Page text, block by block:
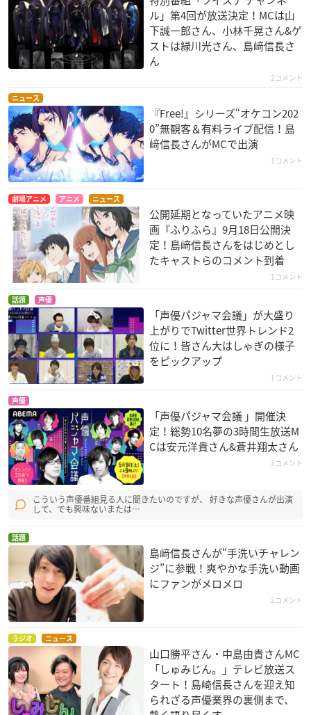
ル」第4回が放送決定！MCは山
下誠一郎さん、小林千晃さん&ゲ
ストは緑川光さん、島﨑信長さ
ん
2コメント
ニュース
『Free!』シリーズ“オケコン202
0”無観客＆有料ライブ配信！島
﨑信長さんがMCで出演
1コメント
劇場アニメ アニメ ニュース
公開延期となっていたアニメ映
画『ふりふら』9月18日公開決
定！島﨑信長さんをはじめとし
たキャストらのコメント到着
1コメント
話題 声優
「声優パジャマ会議」が大盛り
上がりでTwitter世界トレンド2
位に！皆さん大はしゃぎの様子
をピックアップ
1コメント
声優
「声優パジャマ会議 」開催決
定！総勢10名夢の3時間生放送M
Cは安元洋貴さん&蒼井翔太さん
3コメント
こういう声優番組見る人に聞きたいのですが、 好きな声優さんが出演
して、でも興味ないまたは…
話題
島﨑信長さんが“手洗いチャレン
ジ”に参戦！爽やかな手洗い動画
にファンがメロメロ
2コメント
ラジオ ニュース
山口勝平さん・中島由貴さんMC
「しゅみじん。」テレビ放送ス
タート！島崎信長さんを迎え知
られざる声優業界の裏側まで、